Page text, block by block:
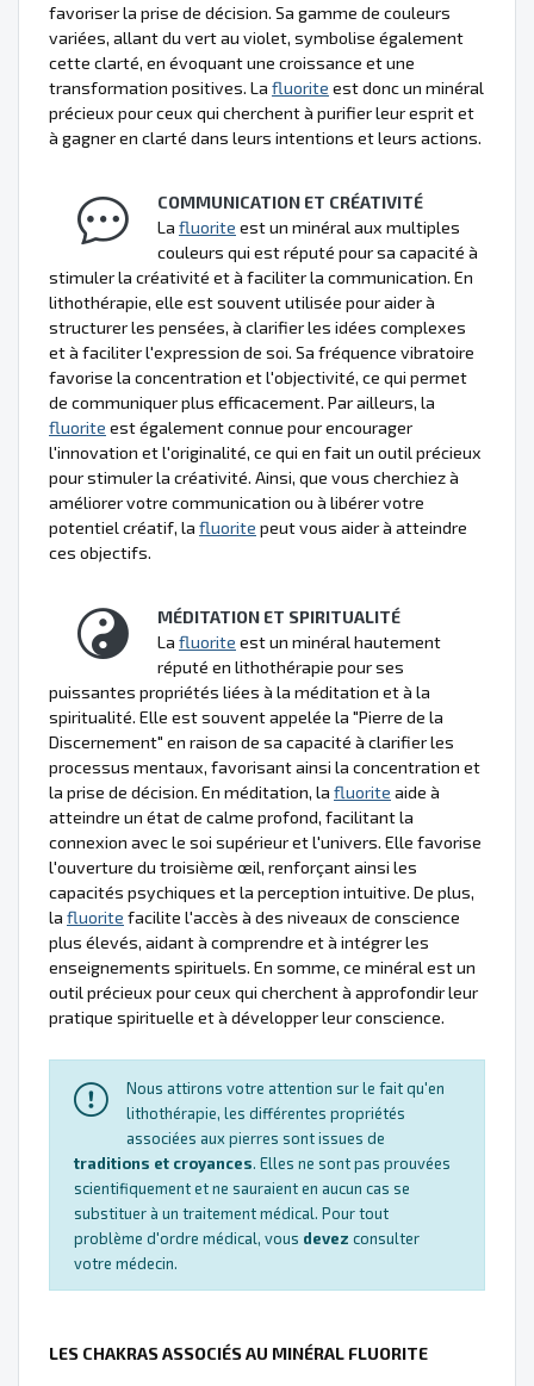
favoriser la prise de décision. Sa gamme de couleurs
variées, allant du vert au violet, symbolise également
cette clarté, en évoquant une croissance et une
transformation positives. La fluorite est donc un minéral
précieux pour ceux qui cherchent à purifier leur esprit et
à gagner en clarté dans leurs intentions et leurs actions.
COMMUNICATION ET CRÉATIVITÉ
La fluorite est un minéral aux multiples
couleurs qui est réputé pour sa capacité à
stimuler la créativité et à faciliter la communication. En
lithothérapie, elle est souvent utilisée pour aider à
structurer les pensées, à clarifier les idées complexes
et à faciliter l'expression de soi. Sa fréquence vibratoire
favorise la concentration et l'objectivité, ce qui permet
de communiquer plus efficacement. Par ailleurs, la
fluorite est également connue pour encourager
l'innovation et l'originalité, ce qui en fait un outil précieux
pour stimuler la créativité. Ainsi, que vous cherchiez à
améliorer votre communication ou à libérer votre
potentiel créatif, la fluorite peut vous aider à atteindre
ces objectifs.
MÉDITATION ET SPIRITUALITÉ
La fluorite est un minéral hautement
réputé en lithothérapie pour ses
puissantes propriétés liées à la méditation et à la
spiritualité. Elle est souvent appelée la "Pierre de la
Discernement" en raison de sa capacité à clarifier les
processus mentaux, favorisant ainsi la concentration et
la prise de décision. En méditation, la fluorite aide à
atteindre un état de calme profond, facilitant la
connexion avec le soi supérieur et l'univers. Elle favorise
l'ouverture du troisième œil, renforçant ainsi les
capacités psychiques et la perception intuitive. De plus,
la fluorite facilite l'accès à des niveaux de conscience
plus élevés, aidant à comprendre et à intégrer les
enseignements spirituels. En somme, ce minéral est un
outil précieux pour ceux qui cherchent à approfondir leur
pratique spirituelle et à développer leur conscience.
Nous attirons votre attention sur le fait qu'en
lithothérapie, les différentes propriétés
associées aux pierres sont issues de
traditions et croyances. Elles ne sont pas prouvées
scientifiquement et ne sauraient en aucun cas se
substituer à un traitement médical. Pour tout
problème d'ordre médical, vous devez consulter
votre médecin.
LES CHAKRAS ASSOCIÉS AU MINÉRAL FLUORITE